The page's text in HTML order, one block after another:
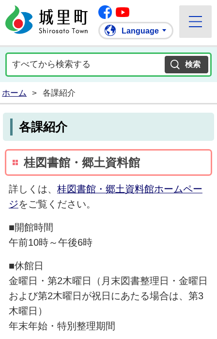
城里町ホームページ
Facebook
Language
ホーム > 各課紹介
各課紹介
桂図書館・郷土資料館
詳しくは、 桂図書館・郷土資料館ホームペー
ジをご覧ください。
■開館時間
午前10時～午後6時
■休館日
金曜日・第2木曜日（月末図書整理日・金曜日
および第2木曜日が祝日にあたる場合は、第3
木曜日）
年末年始・特別整理期間